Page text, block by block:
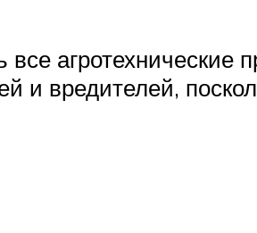
агротехнические
и вредителей,